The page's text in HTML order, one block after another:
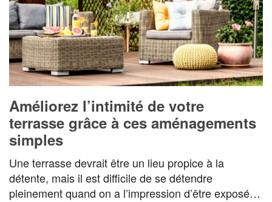
Améliorez l’intimité de votre
terrasse grâce à ces aménagements
simples
Une terrasse devrait être un lieu propice à la
détente, mais il est difficile de se détendre
pleinement quand on a l’impression d’être exposé…